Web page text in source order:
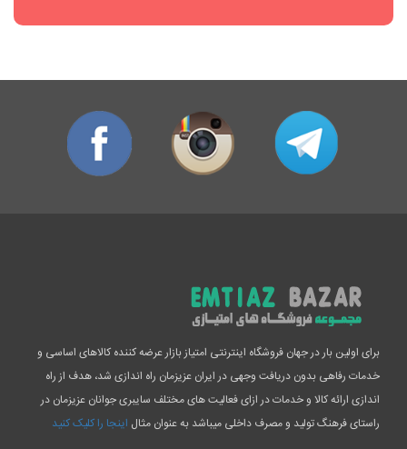
برای اولین بار در جهان فروشگاه اینترنتی امتیاز بازار عرضه کننده کالاهای اساسی و
خدمات رفاهی بدون دریافت وجهی در ایران عزیزمان راه اندازی شد، هدف از راه
اندازی ارائه کالا و خدمات در ازای فعالیت های مختلف سایبری جوانان عزیزمان در
راستای فرهنگ تولید و مصرف داخلی میباشد به عنوان مثال اینجا را کلیک کنید